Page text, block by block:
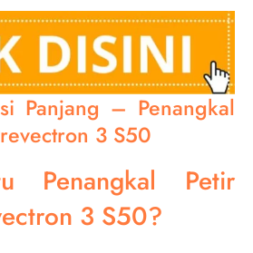
Panjang – Penangkal
3 S50
Petir
3 S50?